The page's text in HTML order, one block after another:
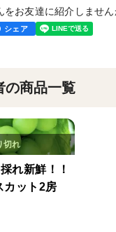
をお友達に紹介しません
シェア
の商品一覧
れ新鮮！！
カット2房